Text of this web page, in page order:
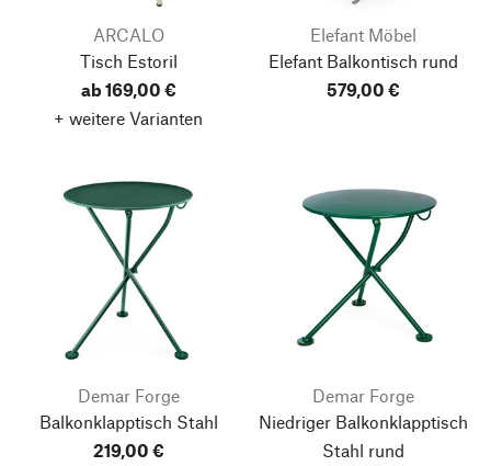
ARCALO
Tisch Estoril
ab 169,00 €
+ weitere Varianten
Elefant Möbel
Elefant Balkontisch rund
579,00 €
Demar Forge
Balkonklapptisch Stahl
219,00 €
Demar Forge
Niedriger Balkonklapptisch
Stahl rund